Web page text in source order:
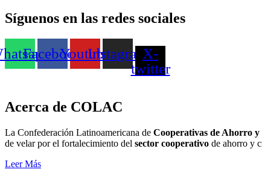
Síguenos en las redes sociales
FacebookYoutubeInstagramX-
twitter
Acerca de COLAC
La Confederación Latinoamericana de Cooperativas de Ahorro
de velar por el fortalecimiento del sector cooperativo de ahorro y
Leer Más